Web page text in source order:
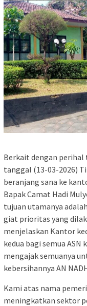
Berkait dengan perihal
tanggal (13-03-2026)
beranjang sana ke
Bapak Camat Hadi
tujuan utamanya
giat prioritas yang
menjelaskan Kantor
kedua bagi semua
mengajak semuanya
kebersihannya AN
Kami atas nama
meningkatkan sektor